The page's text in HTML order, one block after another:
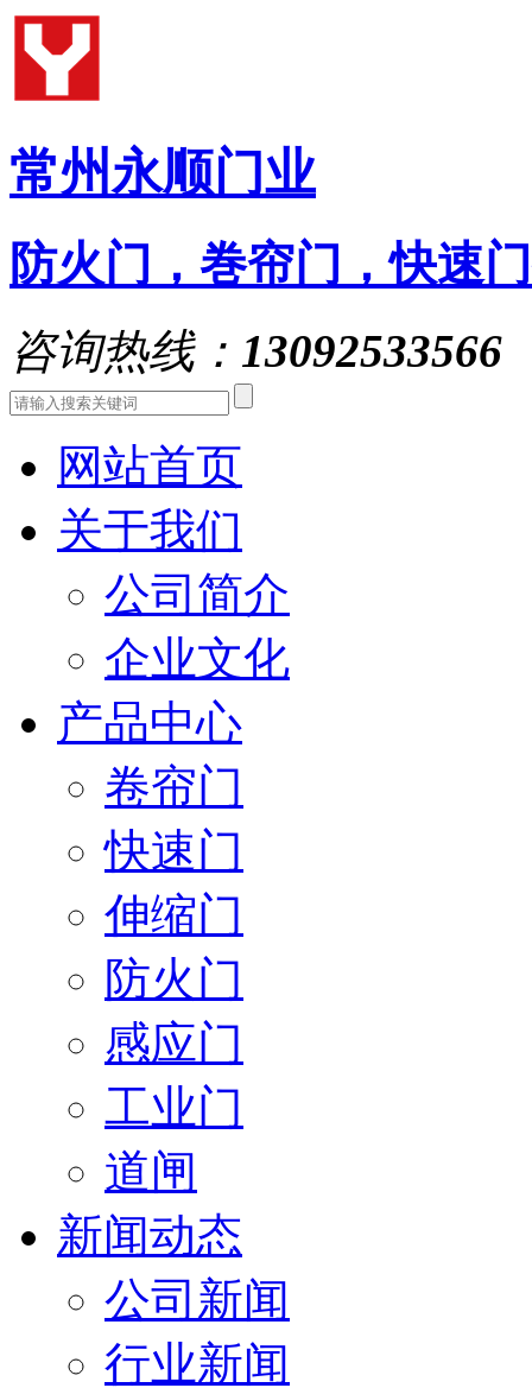
常州永顺门业
防火门，巻帘门，快速
咨询热线： 13092533566
网站首页
关于我们
公司简介
企业文化
产品中心
卷帘门
快速门
伸缩门
防火门
感应门
工业门
道闸
新闻动态
公司新闻
行业新闻